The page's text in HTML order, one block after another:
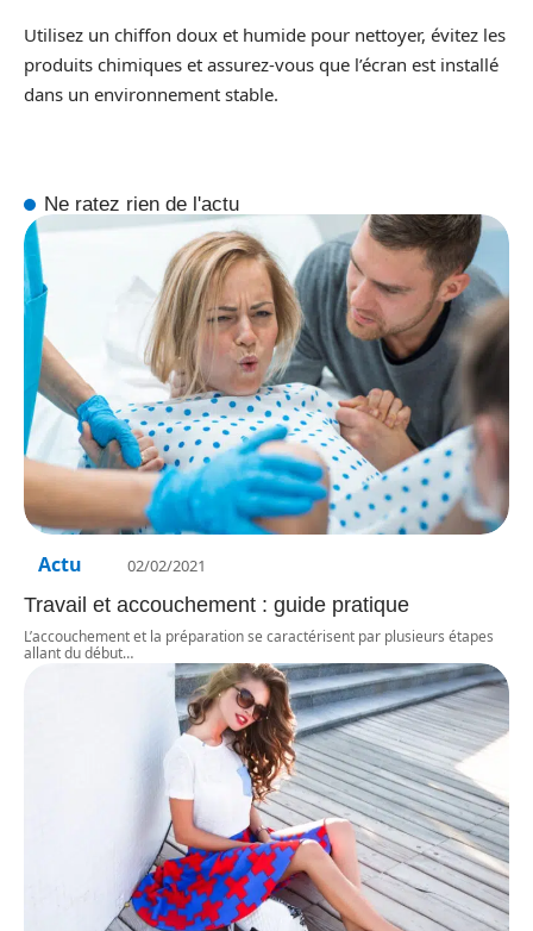
Utilisez un chiffon doux et humide pour nettoyer, évitez les
produits chimiques et assurez-vous que l’écran est installé
dans un environnement stable.
Ne ratez rien de l'actu
Actu 02/02/2021
Travail et accouchement : guide pratique
L’accouchement et la préparation se caractérisent par plusieurs étapes
allant du début…